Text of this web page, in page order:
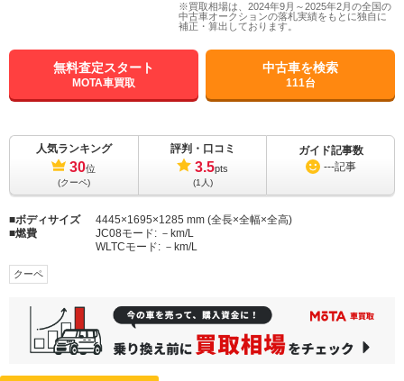
※買取相場は、2024年9月～2025年2月の全国の
中古車オークションの落札実績をもとに独自に
補正・算出しております。
無料査定スタート
MOTA車買取
中古車を検索
111台
人気ランキング
30位
(クーペ)
評判・口コミ
3.5pts
(1人)
ガイド記事数
---記事
ボディサイズ
4445×1695×1285 mm (全長×全幅×全高)
燃費
JC08モード: －km/L
WLTCモード: －km/L
クーペ